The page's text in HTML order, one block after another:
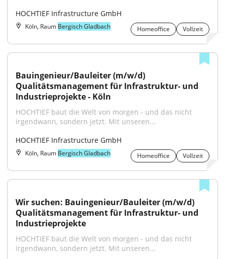
HOCHTIEF Infrastructure GmbH
Köln, Raum Bergisch Gladbach Homeoffice Vollzeit
Bauingenieur/Bauleiter (m/w/d)
Qualitätsmanagement für Infrastruktur- und
Industrieprojekte - Köln
HOCHTIEF baut die Welt von morgen - und das nicht
irgendwann, sondern jetzt. Mit unseren...
HOCHTIEF Infrastructure GmbH
Köln, Raum Bergisch Gladbach Homeoffice Vollzeit
Wir suchen: Bauingenieur/Bauleiter (m/w/d)
Qualitätsmanagement für Infrastruktur- und
Industrieprojekte
HOCHTIEF baut die Welt von morgen - und das nicht
irgendwann, sondern jetzt. Mit unseren...